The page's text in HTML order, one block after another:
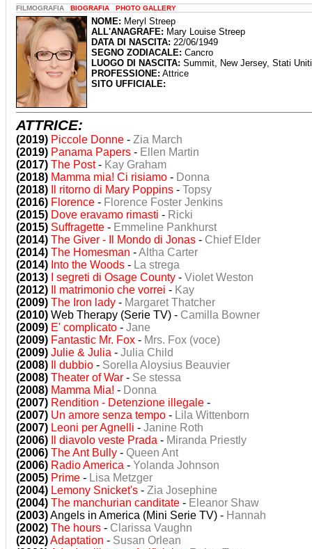
FILMOGRAFIA BIOGRAFIA PHOTO GALLERY
NOME: Meryl Streep
ALL'ANAGRAFE: Mary Louise Streep
DATA DI NASCITA: 22/06/1949
SEGNO ZODIACALE: Cancro
LUOGO DI NASCITA: Summit, New Jersey, Stati Uniti
PROFESSIONE: Attrice
SITO UFFICIALE:
ATTRICE:
(2019) Piccole Donne - Zia March
(2019) Panama Papers - Ellen Martin
(2017) The Post- Kay Graham
(2018) Mamma mia! Ci risiamo - Donna
(2018)
Il ritorno di Mary Poppins - Topsy
(2016) Florence - Florence Foster Jenkins
(2015) Dove eravamo rimasti - Ricki
(2015) Suffragette - Emmeline Pankhurst
(2014) The Giver - Il Mondo di Jonas - Chief Elder
(2014) The Homesman -Altha Carter
(2014) Into the Woods - La strega
(2013)
I segreti di Osage County - Violet Weston
(2012)
Il matrimonio che vorrei - Kay
(2009) The Iron lady - Margaret Thatcher
(2010) Web Therapy (Serie TV) - Camilla Bowner
(2009) E' complicato - Jane
(2009) Fantastic Mr. Fox - Mrs. Fox (voce)
(2009) Julie & Julia - Julia Child
(2008)
Il dubbio - Sorella Aloysius Beauvier
(2008) Theater of War - Se stessa
(2008) Mamma Mia! - Donna
(2007) Rendition - Detenzione illegale -
(2007) Un amore senza tempo - Lila Wittenborn
(2007) Leoni per Agnelli - Janine Roth
(2006)
Il diavolo veste Prada - Miranda Priestly
(2006) The Ant Bully - Queen Ant
(2006) Radio America - Yolanda Johnson
(2005) Prime - Lisa Metzger
(2004) Lemony Snicket's - Zia Josephine
(2004) The manchurian canditate - Eleanor Shaw
(2003)Angels in America (Mini Serie TV) - Hannah
(2002) The hours - Clarissa Vaughn
(2002)Adaptation - Susan Orlean